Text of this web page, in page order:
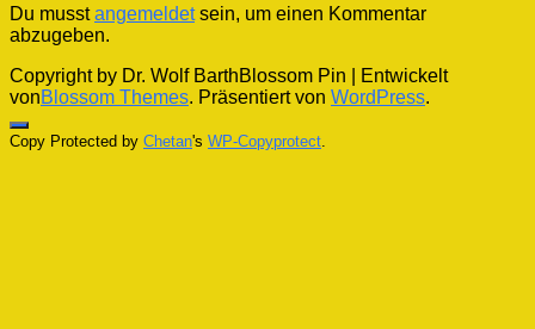
Du musstangemeldetsein, um einen Kommentar
abzugeben.
Copyright by Dr. Wolf BarthBlossom Pin | Entwickelt
vonBlossom Themes. Präsentiert von WordPress.
Copy Protected by Chetan's WP-Copyprotect